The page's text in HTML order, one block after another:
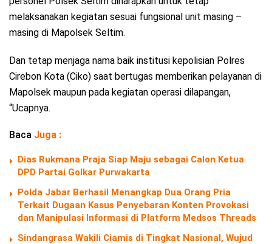
melaksanakan kegiatan sesuai fungsional unit masing –
masing di Mapolsek Seltim.
Dan tetap menjaga nama baik institusi kepolisian Polres
Cirebon Kota (Ciko) saat bertugas memberikan pelayanan di
Mapolsek maupun pada kegiatan operasi dilapangan,
“Ucapnya.
Baca Juga :
Dias Rukmana Praja Siap Maju sebagai Calon Ketua
DPD Partai Golkar Purwakarta
Polda Jabar Berhasil Menangkap Dua Orang Pria
Terkait Dugaan Kasus Penyebaran Konten Provokasi
dan Manipulasi Informasi di Platform Medsos Threads
Sindangrasa Wakili Ciamis di Tingkat Nasional, Wujud